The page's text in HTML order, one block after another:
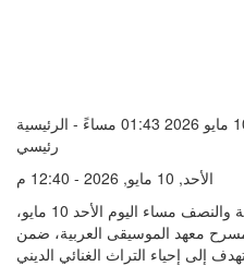
رئيسي
الأحد, 10 مايو, 2026 - 12:40 م
تنظم دار الأوبرا المصرية في السابعة والنصف مساء اليوم الأحد 10 مايو،
مسرح معهد الموسيقى العربية، ضمن